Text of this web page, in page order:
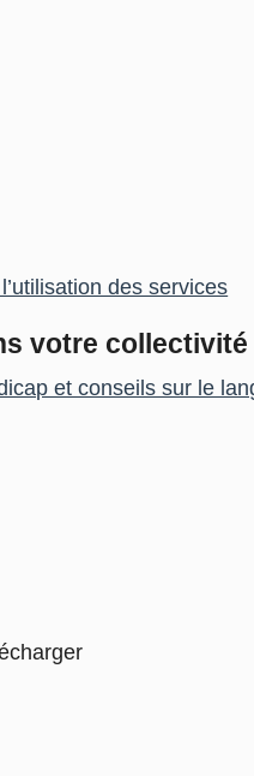
des services
votre collectivité
et conseils sur le